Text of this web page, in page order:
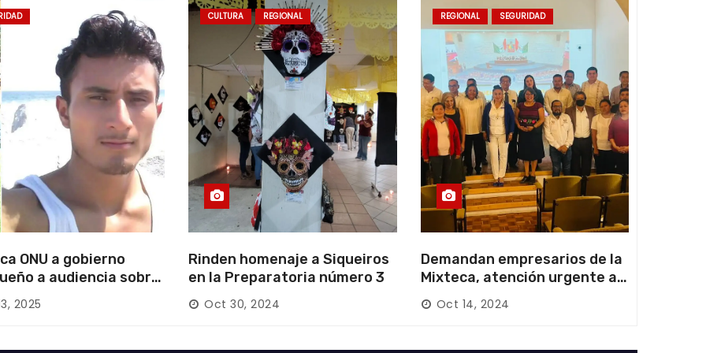
ONU a gobierno
a audiencia sobre
forzada en la
2025
CULTURA REGIONAL
Rinden homenaje a Siqueiros
en la Preparatoria número 3
Oct 30, 2024
REGIONAL SEGURIDAD
Demandan empresarios de la
Mixteca, atención urgente a
las carreteras locales y
federales
Oct 14, 2024